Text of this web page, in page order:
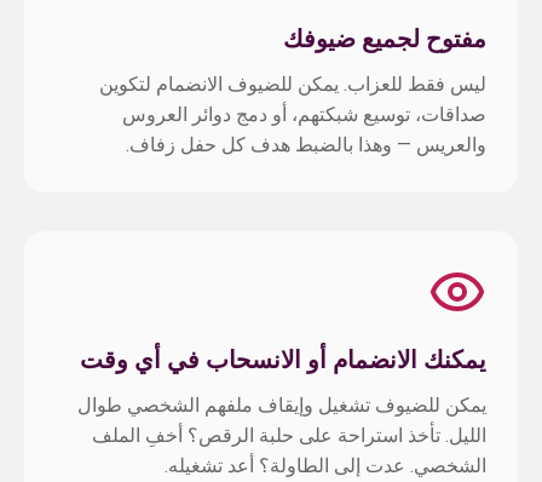
مفتوح لجميع ضيوفك
ليس فقط للعزاب. يمكن للضيوف الانضمام لتكوين
صداقات، توسيع شبكتهم، أو دمج دوائر العروس
والعريس — وهذا بالضبط هدف كل حفل زفاف.
يمكنك الانضمام أو الانسحاب في أي وقت
يمكن للضيوف تشغيل وإيقاف ملفهم الشخصي طوال
الليل. تأخذ استراحة على حلبة الرقص؟ أخفِ الملف
الشخصي. عدت إلى الطاولة؟ أعد تشغيله.